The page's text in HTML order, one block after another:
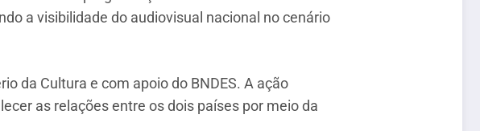
a visibilidade do audiovisual nacional no cenário
da Cultura e com apoio do BNDES. A ação
as relações entre os dois países por meio da